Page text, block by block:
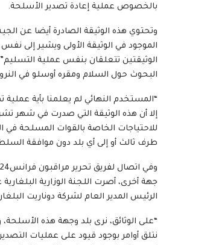
بالخصوص عملية إعادة تصدير الأسلحة.
وتحتوي هذه الوثيقة الصادرة أيضا عن
الموجود في الوثيقة الأولى ويشير إلى
الوثيقتين تتعلقان بنفس عملية
البحوث حول السلام ومقره أوسلو في
“المستخدم النهائي لم يعلمنا بأية
للاحتياجات الخاصة بالقوات المسلحة في
طرف ثالث أو إلى أي بلد دون موافقة
جهة أخرى، أصرت اللجنة الوزارية
الرئيس المدير العام لشركة دوناريت
“على الوثائق، نرى بلد وجهة هذه
نتلق أوامر بوجود قيود على عمليات